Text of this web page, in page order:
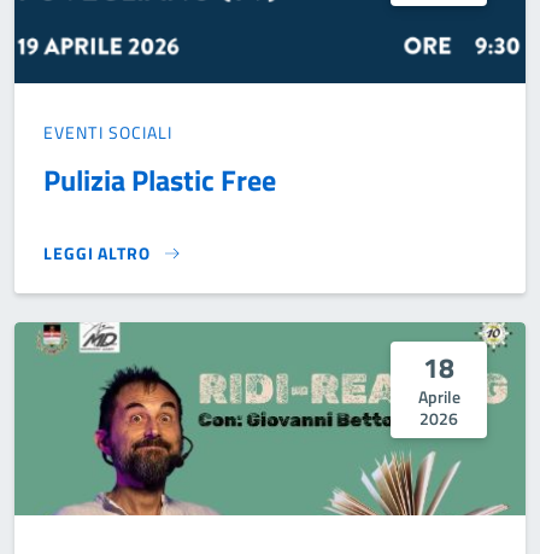
EVENTI SOCIALI
Pulizia Plastic Free
LEGGI ALTRO
PULIZIA PLASTIC FREE }
18
Aprile
2026